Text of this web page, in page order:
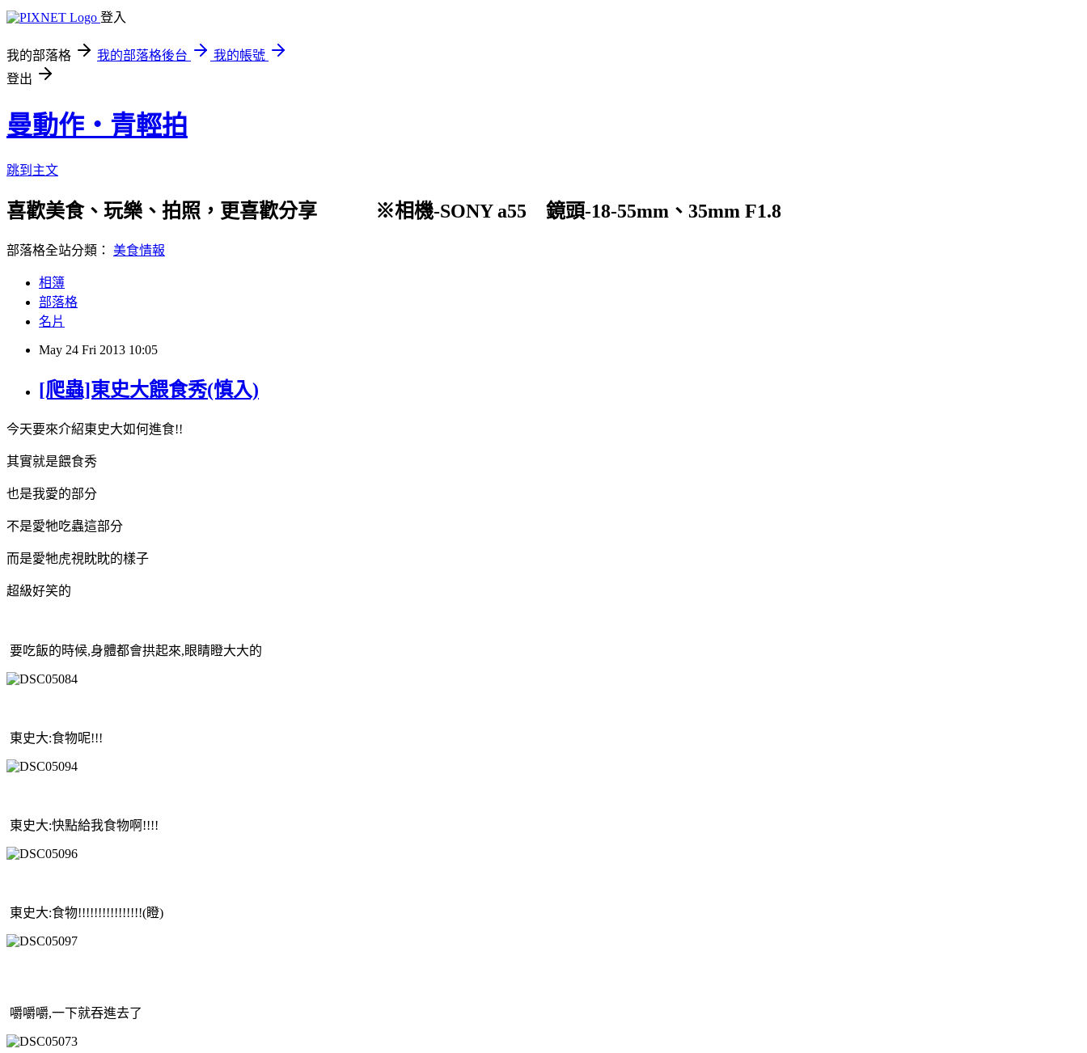
登入
我的部落格 我的部落格後台
我的帳號
登出
曼動作‧青輕拍
跳到主文
喜歡美食、玩樂、拍照，更喜歡分享 ※相機-SONY a55 鏡頭-18-55mm、35mm F1.8
部落格全站分類： 美食情報
相簿
部落格
名片
May 24 Fri 2013 10:05
[爬蟲]東史大餵食秀(慎入)
今天要來介紹東史大如何進食!!
其實就是餵食秀
也是我愛的部分
不是愛牠吃蟲這部分
而是愛牠虎視眈眈的樣子
超級好笑的
要吃飯的時候,身體都會拱起來,眼睛瞪大大的
東史大:食物呢!!!
東史大:快點給我食物啊!!!!
東史大:食物!!!!!!!!!!!!!!!!(瞪)
嚼嚼嚼,一下就吞進去了